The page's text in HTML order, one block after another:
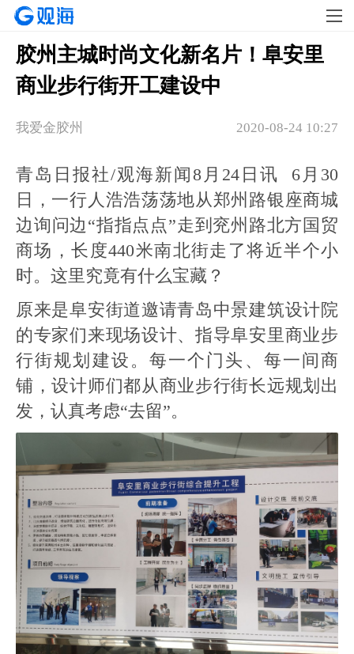
胶州主城时尚文化新名片！阜安里
商业步行街开工建设中
2020-08-24 10:27
我爱金胶州
青岛日报社/观海新闻8月24日讯 6月30
日，一行人浩浩荡荡地从郑州路银座商城
边询问边“指指点点”走到兖州路北方国贸
商场，长度440米南北街走了将近半个小
时。这里究竟有什么宝藏？
原来是阜安街道邀请青岛中景建筑设计院
的专家们来现场设计、指导阜安里商业步
行街规划建设。每一个门头、每一间商
铺，设计师们都从商业步行街长远规划出
发，认真考虑“去留”。